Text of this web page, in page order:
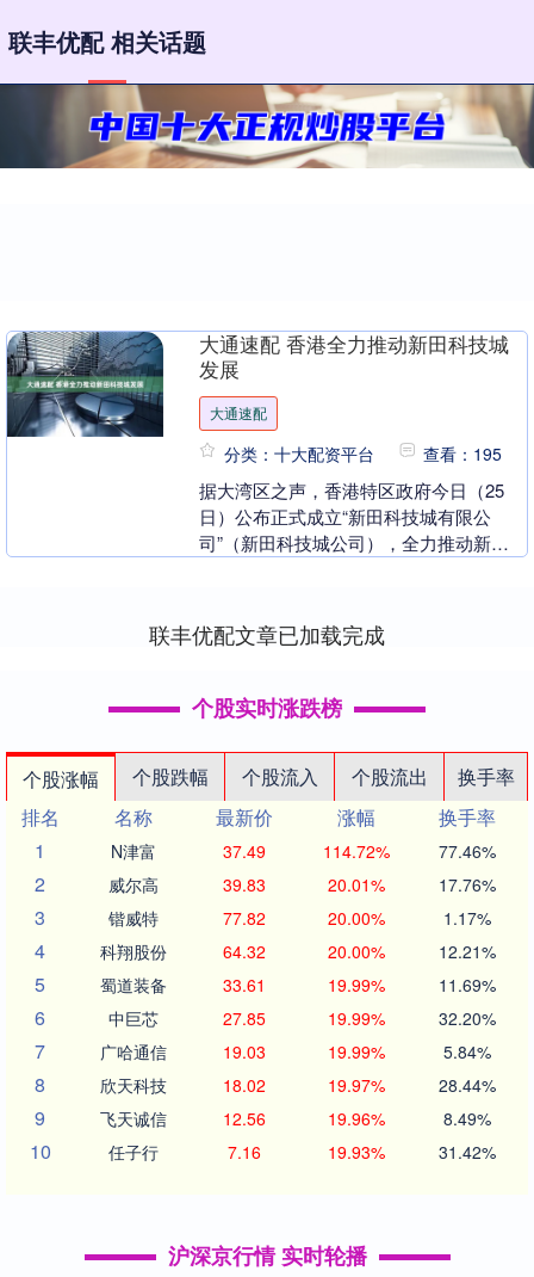
联丰优配 相关话题
大通速配 香港全力推动新田科技城
发展
大通速配
分类：十大配资平台 查看：195
据大湾区之声，香港特区政府今日（25
日）公布正式成立“新田科技城有限公
司”（新田科技城公司），全力推动新田
联丰优配文章已加载完成
个股实时涨跌榜
个股涨幅 个股跌幅 个股流入 个股流出
换手率
排名
名称 最新价 涨幅
换手率
1
N津富 37.49 114.72% 77.46%
2 威尔高 39.83 20.01% 17.76%
3 锴威特 77.82 20.00% 1.17%
4 科翔股份 64.32 20.00% 12.21%
5 蜀道装备 33.61 19.99% 11.69%
6 中巨芯 27.85 19.99% 32.20%
7 广哈通信 19.03 19.99% 5.84%
8 欣天科技 18.02 19.97% 28.44%
9 飞天诚信 12.56 19.96% 8.49%
10 任子行 7.16 19.93% 31.42%
沪深京行情 实时轮播